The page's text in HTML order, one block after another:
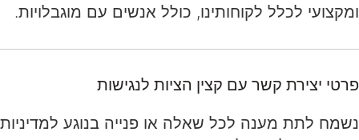
ומקצועי לכלל לקוחותינו, כולל אנשים עם מוגבלויות.
פרטי יצירת קשר עם קצין הציות לנגישות
נשמח לתת מענה לכל שאלה או פנייה בנוגע למדיניות